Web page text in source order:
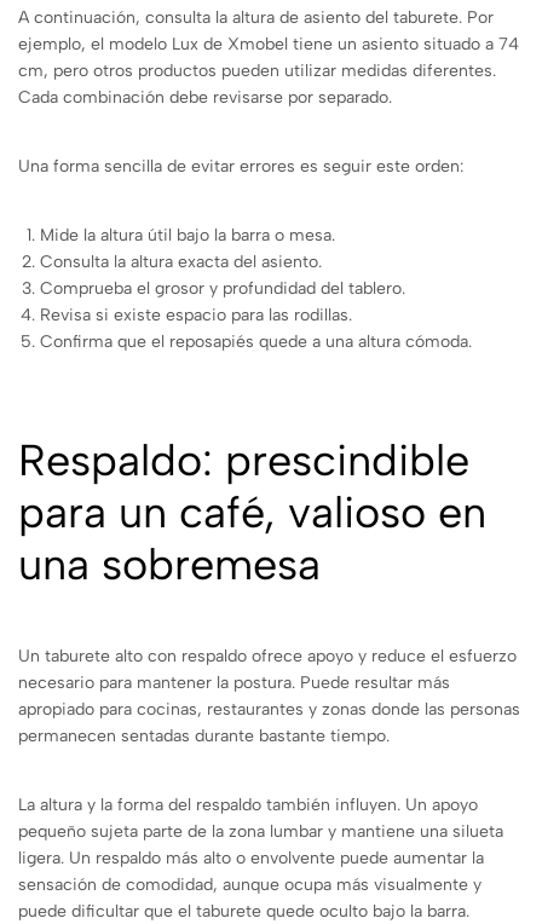
A continuación, consulta la altura de asiento del taburete. Por
ejemplo, el modelo Lux de Xmobel tiene un asiento situado a 74
cm, pero otros productos pueden utilizar medidas diferentes.
Cada combinación debe revisarse por separado.
Una forma sencilla de evitar errores es seguir este orden:
Mide la altura útil bajo la barra o mesa.
Consulta la altura exacta del asiento.
Comprueba el grosor y profundidad del tablero.
Revisa si existe espacio para las rodillas.
Confirma que el reposapiés quede a una altura cómoda.
Respaldo: prescindible
para un café, valioso en
una sobremesa
Un taburete alto con respaldo ofrece apoyo y reduce el esfuerzo
necesario para mantener la postura. Puede resultar más
apropiado para cocinas, restaurantes y zonas donde las personas
permanecen sentadas durante bastante tiempo.
La altura y la forma del respaldo también influyen. Un apoyo
pequeño sujeta parte de la zona lumbar y mantiene una silueta
ligera. Un respaldo más alto o envolvente puede aumentar la
sensación de comodidad, aunque ocupa más visualmente y
puede dificultar que el taburete quede oculto bajo la barra.